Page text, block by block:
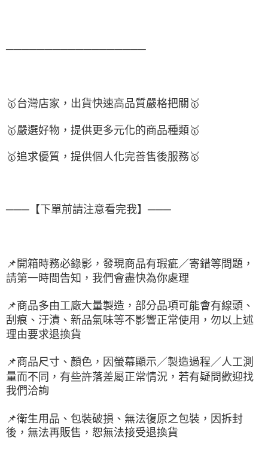
──────────────────
🥇 台灣店家，出貨快速高品質嚴格把關 🥇
🥇嚴選好物，提供更多元化的商品種類 🥇
🥇追求優質，提供個人化完善售後服務🥇
───【下單前請注意看完我】───
📌 開箱時務必錄影，發現商品有瑕疵／寄錯等問題，
請第一時間告知，我們會盡快為你處理
📌商品多由工廠大量製造，部分品項可能會有線頭、
刮痕、汙漬、新品氣味等不影響正常使用，勿以上述
理由要求退換貨
📌商品尺寸、顏色，因螢幕顯示／製造過程／人工測
量而不同，有些許落差屬正常情況，若有疑問歡迎找
我們洽詢
📌衛生用品、包裝破損、無法復原之包裝，因拆封
後，無法再販售，恕無法接受退換貨